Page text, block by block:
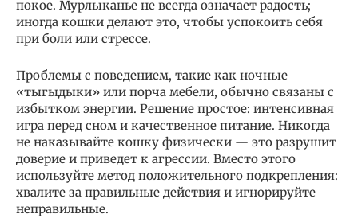
покое. Мурлыканье не всегда означает радость;
иногда кошки делают это, чтобы успокоить себя
при боли или стрессе.
Проблемы с поведением, такие как ночные
«тыгыдыки» или порча мебели, обычно связаны с
избытком энергии. Решение простое: интенсивная
игра перед сном и качественное питание. Никогда
не наказывайте кошку физически — это разрушит
доверие и приведет к агрессии. Вместо этого
используйте метод положительного подкрепления:
хвалите за правильные действия и игнорируйте
неправильные.